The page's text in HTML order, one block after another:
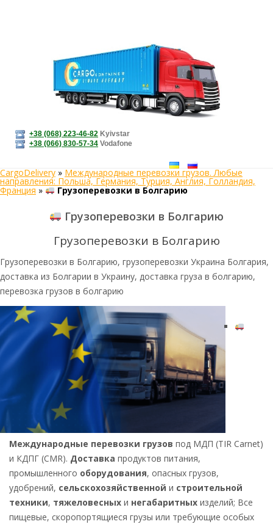
+38 (068) 223-46-82 Kyivstar
+38 (066) 830-57-34 Vodafone
CargoDelivery » Международные перевозки грузов. Любые
направления: Польша, Германия, Турция, Англия, Голландия,
Франция » Грузоперевозки в Болгарию
Грузоперевозки в Болгарию
Грузоперевозки в Болгарию
Грузоперевозки в Болгарию, грузоперевозки Украина Болгария,
доставка из Болгарии в Украину, доставка груза в болгарию,
перевозка грузов в болгарию
Международные перевозки грузов под МДП (TIR Carnet)
и КДПГ (CMR). Доставка продуктов питания,
промышленного оборудования, опасных грузов,
удобрений, сельскохозяйственной и строительной
техники, тяжеловесных и негабаритных изделий; Все
пищевые, скоропортящиеся грузы или требующие особых